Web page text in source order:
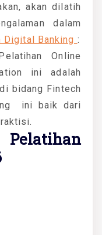
akan dilatih
dalam
Digital Banking :
Online
ini adalah
bidang Fintech
ini baik dari